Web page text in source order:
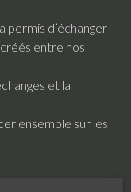
permis d’échanger
entre nos
et la
ensemble sur les